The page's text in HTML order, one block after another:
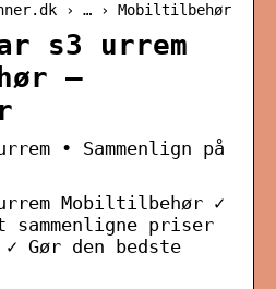
› … › Mobiltilbehør
s3 urrem
–
• Sammenlign på
urrem Mobiltilbehør ✓
sammenligne priser
Gør den bedste